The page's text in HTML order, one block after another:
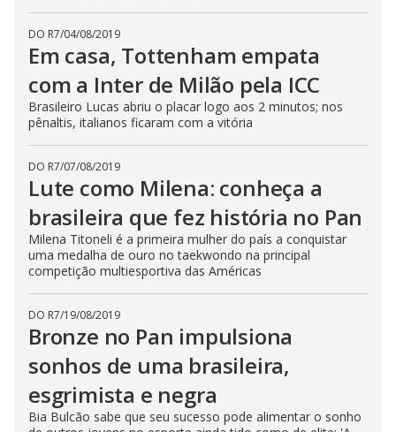
DO R7/04/08/2019
Em casa, Tottenham empata
com a Inter de Milão pela ICC
Brasileiro Lucas abriu o placar logo aos 2 minutos; nos
pênaltis, italianos ficaram com a vitória
DO R7/07/08/2019
Lute como Milena: conheça a
brasileira que fez história no Pan
Milena Titoneli é a primeira mulher do país a conquistar
uma medalha de ouro no taekwondo na principal
competição multiesportiva das Américas
DO R7/19/08/2019
Bronze no Pan impulsiona
sonhos de uma brasileira,
esgrimista e negra
Bia Bulcão sabe que seu sucesso pode alimentar o sonho